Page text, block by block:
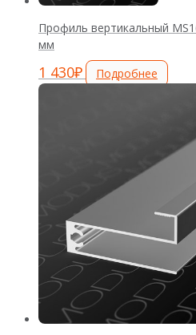
Профиль вертикальный
мм
1 430₽ Подробнее